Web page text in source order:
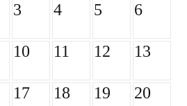
3 4 5 6
10 11 12 13
17 18 19 20